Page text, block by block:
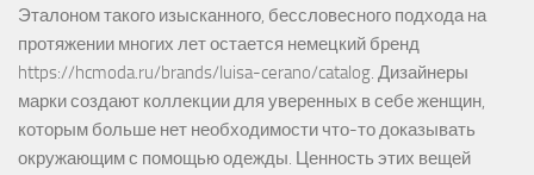
Эталоном такого изысканного, бессловесного подхода на
протяжении многих лет остается немецкий бренд
https://hcmoda.ru/brands/luisa-cerano/catalog. Дизайнеры
марки создают коллекции для уверенных в себе женщин,
которым больше нет необходимости что-то доказывать
окружающим с помощью одежды. Ценность этих вещей